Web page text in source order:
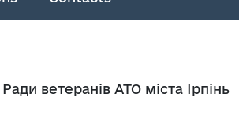
ветеранів АТО міста Ірпінь